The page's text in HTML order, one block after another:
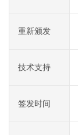
重新颁发
技术支持
签发时间